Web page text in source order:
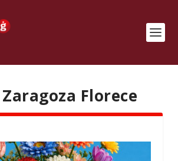
Zaragoza Florece